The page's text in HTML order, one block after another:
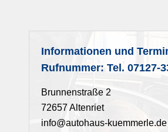
Informationen und
Rufnummer: Tel. 07127-
Brunnenstraße 2
72657 Altenriet
info@autohaus-kuemmerle.de